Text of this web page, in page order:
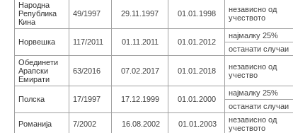
Народна
Република
Кина
49/1997 29.11.1997 01.01.1998
независно од
учеството
Норвешка 117/2011 01.11.2011 01.01.2012
најмалку 25%
останати случаи
Обединети
Арапски
Емирати
63/2016 07.02.2017 01.01.2018
независно од
учество
Полска 17/1997 17.12.1999 01.01.2000
најмалку 25%
останати случаи
Романија 7/2002 16.08.2002 01.01.2003
независно од
учеството